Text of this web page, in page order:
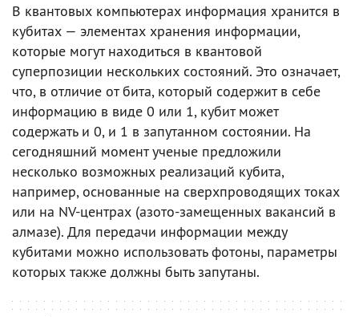
В квантовых компьютерах информация хранится в
кубитах — элементах хранения информации,
которые могут находиться в квантовой
суперпозиции нескольких состояний. Это означает,
что, в отличие от бита, который содержит в себе
информацию в виде 0 или 1, кубит может
содержать и 0, и 1 в запутанном состоянии. На
сегодняшний момент ученые предложили
несколько возможных реализаций кубита,
например, основанные на сверхпроводящих токах
или на NV-центрах (азото-замещенных вакансий в
алмазе). Для передачи информации между
кубитами можно использовать фотоны, параметры
которых также должны быть запутаны.